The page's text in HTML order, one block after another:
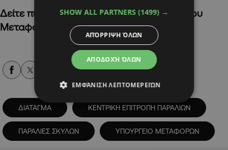
Δείτε πιο κάτω το διάταγμα του Υπουργείου
Μεταφορών για τις παραλίες λουόμενων:
Alpha Podcasts
ΔΙΑΤΑΓΜΑ ΚΕΝΤΡΙΚΗ ΕΠΙΤΡΟΠΗ ΠΑΡΑΛΙΩΝ
ΠΑΡΑΛΙΕΣ ΣΚΥΛΩΝ ΥΠΟΥΡΓΕΙΟ ΜΕΤΑΦΟΡΩΝ
SHOW ALL PARTNERS (1499) →
ΑΠΟΔΟΧΉ ΌΛΩΝ
ΑΠΌΡΡΙΨΗ ΌΛΩΝ
ΕΜΦΆΝΙΣΗ ΛΕΠΤΟΜΕΡΕΙΏΝ